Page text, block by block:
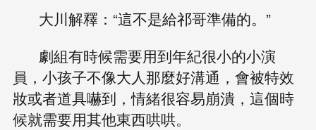
大川解釋：“這不是給祁哥準備的。”
劇組有時候需要用到年紀很小的小演
員，小孩子不像大人那麼好溝通，會被特效
妝或者道具嚇到，情緒很容易崩潰，這個時
候就需要用其他東西哄哄。